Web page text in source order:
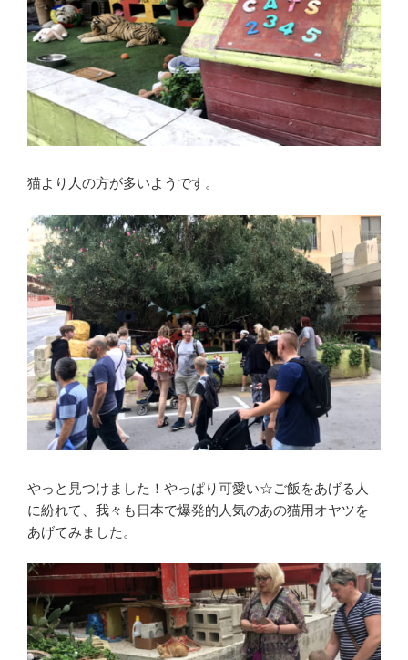
猫より人の方が多いようです。
やっと見つけました！やっぱり可愛い☆ご飯をあげる人
に紛れて、我々も日本で爆発的人気のあの猫用オヤツを
あげてみました。